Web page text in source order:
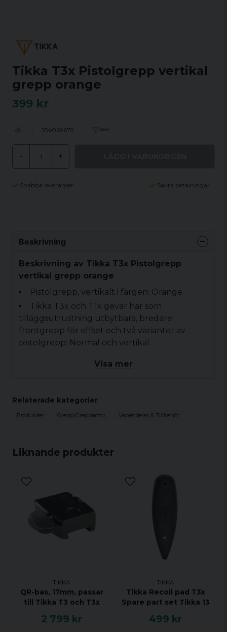
Tikka T3x Pistolgrepp vertikal
grepp orange
399 kr
S54069679
- +
Snabba leveranser Säkra betalningar
Liknande produkter
TIKKA
QR-bas, 17mm, passar
till Tikka T3 och T3x
2 799 kr
TIKKA
Tikka Recoil pad T3x
Spare part set Tikka 13
499 kr
Beskrivning
Beskrivning av Tikka T3x Pistolgrepp
vertikal grepp orange
Pistolgrepp, vertikalt i färgen: Orange
Tikka T3x och T1x gevär har som
tilläggsutrustning utbytbara, bredare
frontgrepp för offset och två varianter av
pistolgrepp: Normal och vertikal.
enkelt anpassa gevären efter dina egna
Visa mer
Relaterade kategorier
Produkter Grepp/Grepplattor Vapendelar & Tillbehör